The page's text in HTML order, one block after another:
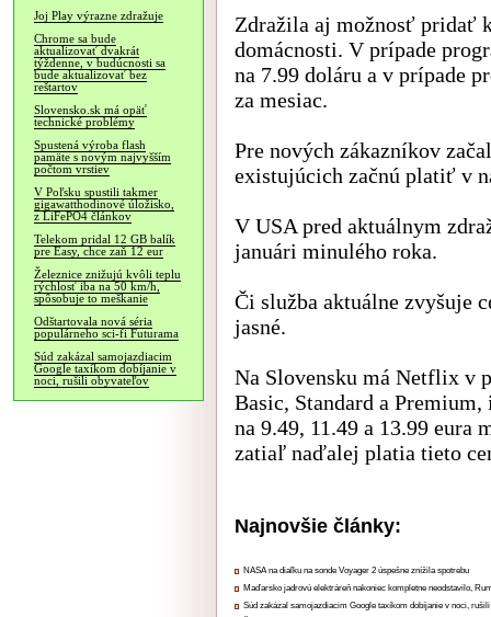
Joj Play výrazne zdražuje
Chrome sa bude
aktualizovať dvakrát
týždenne, v budúcnosti sa
bude aktualizovať bez
reštartov
Slovensko.sk má opäť
technické problémy
Spustená výroba flash
pamäte s novým najvyšším
počtom vrstiev
V Poľsku spustili takmer
gigawatthodinové úložisko,
z LiFePO4 článkov
Telekom pridal 12 GB balík
pre Easy, chce zaň 12 eur
Železnice znižujú kvôli teplu
rýchlosť iba na 50 km/h,
spôsobuje to meškanie
Odštartovala nová séria
populárneho sci-fi Futurama
Súd zakázal samojazdiacim
Google taxíkom dobíjanie v
noci, rušili obyvateľov
Zdražila aj možnosť pridať
domácnosti. V prípade
na 7.99 doláru a v prípade
za mesiac.
Pre nových zákazníkov
existujúcich začnú platiť v
V USA pred aktuálnym
januári minulého roka.
Či služba aktuálne zvyšuje
jasné.
Na Slovensku má Netflix v
Basic, Standard a
na 9.49, 11.49 a 13.99 eura
zatiaľ naďalej platia tieto
Najnovšie články:
NASA na diaľku na sonde Voyager 2 úspešne znížila spotrebu
Maďarsko jadrovú elektráreň nakoniec kompletne neodstavilo,
Súd zakázal samojazdiacim Google taxíkom dobíjanie v noci,